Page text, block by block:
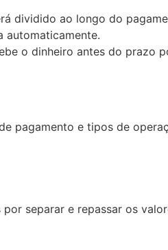
dividido ao longo do
automaticamente.
o dinheiro antes do prazo
pagamento e tipos de
separar e repassar os